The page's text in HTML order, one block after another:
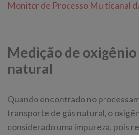
Monitor de Processo Multicanal
Medição de oxigênio
natural
Quando encontrado no
transporte de gás natural, o
considerado uma impureza, pois